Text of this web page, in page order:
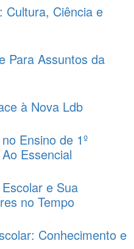
Cultura, Ciência e
Para Assuntos da
à Nova Ldb
Ensino de 1º
Essencial
e Sua
no Tempo
Conhecimento e